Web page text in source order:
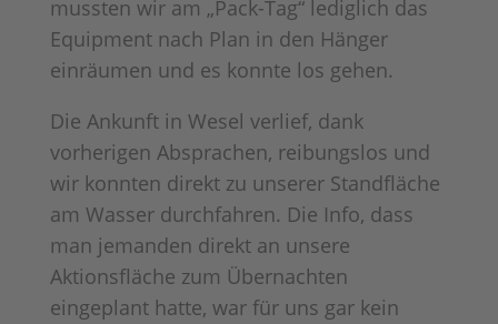
mussten wir am „Pack-Tag“ lediglich das
Equipment nach Plan in den Hänger
einräumen und es konnte los gehen.
Die Ankunft in Wesel verlief, dank
vorherigen Absprachen, reibungslos und
wir konnten direkt zu unserer Standfläche
am Wasser durchfahren. Die Info, dass
man jemanden direkt an unsere
Aktionsfläche zum Übernachten
eingeplant hatte, war für uns gar kein